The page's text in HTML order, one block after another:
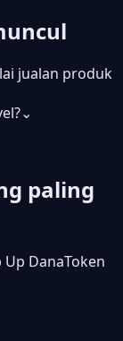
jualan produk
⌄
paling
Up DanaToken